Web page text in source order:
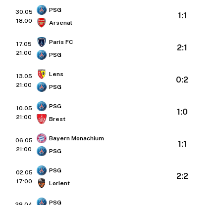
30.05
18:00
PSG
Arsenal
1:1
17.05
21:00
Paris FC
PSG
2:1
13.05
21:00
Lens
PSG
0:2
10.05
21:00
PSG
Brest
1:0
06.05
21:00
Bayern Monachium
PSG
1:1
02.05
17:00
PSG
Lorient
2:2
PSG